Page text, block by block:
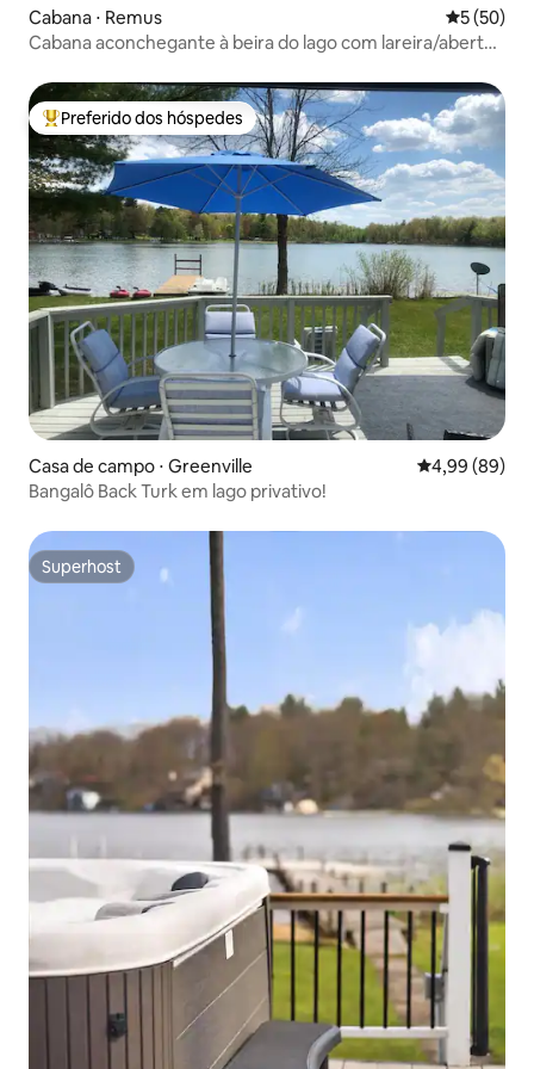
Cabana ⋅ Remus 5 de uma
5 (50)
Cabana aconchegante à beira do lago com lareira/aberto
Entre os melhores preferidos dos hóspedes
Preferido dos hóspedes
Casa de campo ⋅ Greenville 4,99 de uma
4,99 (89)
Bangalô Back Turk em lago privativo!
Superhost
Superhost